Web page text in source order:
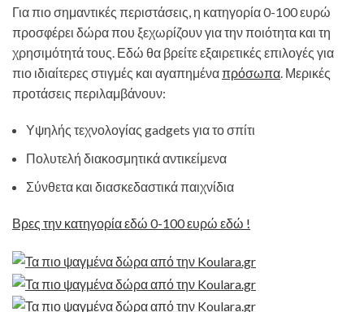
Για πιο σημαντικές περιστάσεις, η κατηγορία 0-100 ευρώ
προσφέρει δώρα που ξεχωρίζουν για την ποιότητα και τη
χρησιμότητά τους. Εδώ θα βρείτε εξαιρετικές επιλογές για
πιο ιδιαίτερες στιγμές και αγαπημέναπρόσωπα. Μερικές
προτάσεις περιλαμβάνουν:
Υψηλής τεχνολογίας gadgets για το σπίτι
Πολυτελή διακοσμητικά αντικείμενα
Σύνθετα και διασκεδαστικά παιχνίδια
Βρες την κατηγορία εδώ 0-100 ευρώ εδώ !